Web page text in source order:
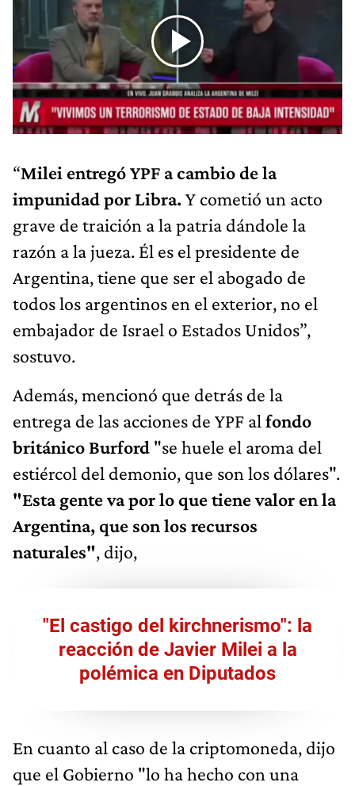
“Milei entregó YPF a cambio de la
impunidad por Libra. Y cometió un acto
grave de traición a la patria dándole la
razón a la jueza. Él es el presidente de
Argentina, tiene que ser el abogado de
todos los argentinos en el exterior, no el
embajador de Israel o Estados Unidos”,
sostuvo.
Además, mencionó que detrás de la
entrega de las acciones de YPF al fondo
británico Burford "se huele el aroma del
estiércol del demonio, que son los dólares".
"Esta gente va por lo que tiene valor en la
Argentina, que son los recursos
naturales", dijo,
"El castigo del kirchnerismo": la
reacción de Javier Milei a la
polémica en Diputados
En cuanto al caso de la criptomoneda, dijo
que el Gobierno "lo ha hecho con una